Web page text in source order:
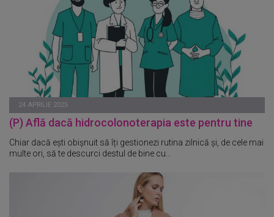
24 APRILIE 2025
(P) Află dacă hidrocolonoterapia este pentru tine
Chiar dacă ești obișnuit să îți gestionezi rutina zilnică și, de cele mai
multe ori, să te descurci destul de bine cu...